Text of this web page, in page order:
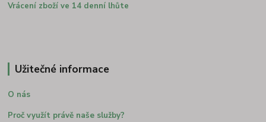
Vrácení zboží ve 14 denní lhůte
Užitečné informace
O nás
Proč využít právě naše služby?